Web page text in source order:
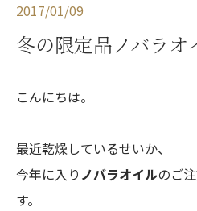
2017/01/09
冬の限定品ノバラオ
こんにちは。
最近乾燥しているせいか、
今年に入り ノバラオイルのご
す。